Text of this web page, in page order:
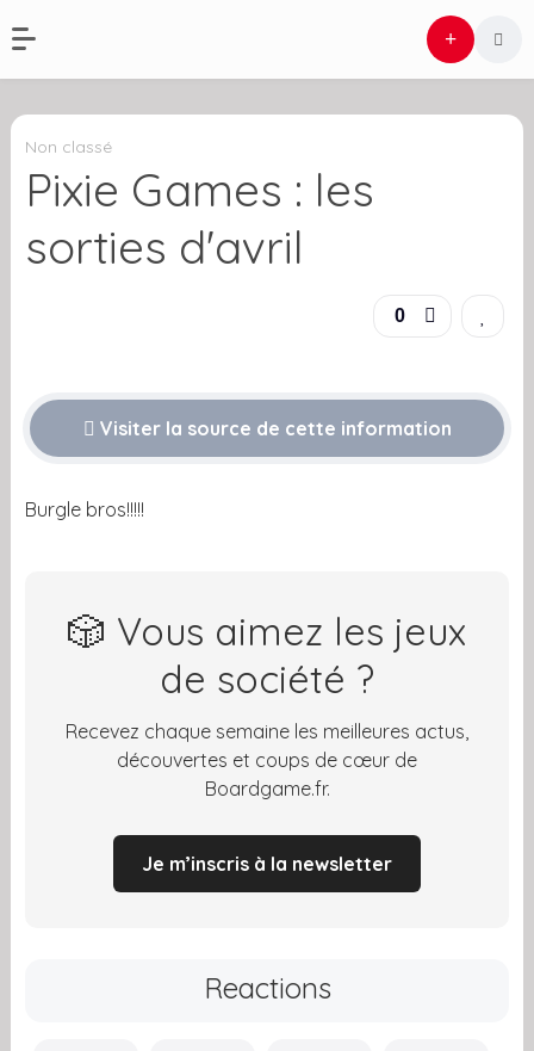
Non classé
Pixie Games : les
sorties d'avril
0
Visiter la source de cette information
Burgle bros!!!!!
🎲 Vous aimez les jeux
de société ?
Recevez chaque semaine les meilleures actus,
découvertes et coups de cœur de
Boardgame.fr.
Je m’inscris à la newsletter
Reactions